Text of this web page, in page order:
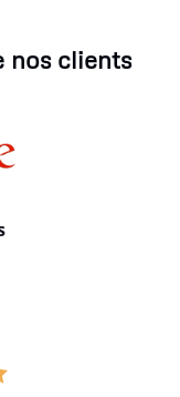
nos clients